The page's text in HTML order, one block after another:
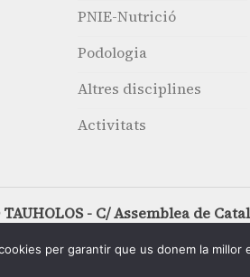
PNIE-Nutrició
Podologia
Altres disciplines
Activitats
- C/ Assemblea de
per garantir que us donem la